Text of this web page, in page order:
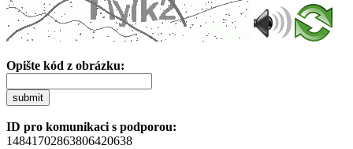
Opište kód z obrázku:
submit
ID pro komunikaci s podporou:
14841702863806420638